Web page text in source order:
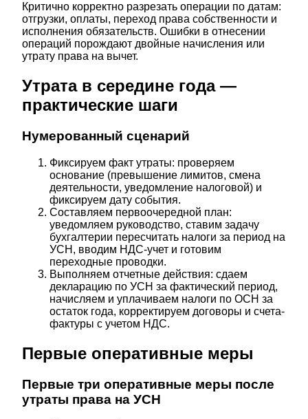
Критично корректно разрезать операции по датам:
отгрузки, оплаты, переход права собственности и
исполнения обязательств. Ошибки в отнесении
операций порождают двойные начисления или
утрату права на вычет.
Утрата в середине года —
практические шаги
Нумерованный сценарий
Фиксируем факт утраты: проверяем
основание (превышение лимитов, смена
деятельности, уведомление налоговой) и
фиксируем дату события.
Составляем первоочередной план:
уведомляем руководство, ставим задачу
бухгалтерии пересчитать налоги за период на
УСН, вводим НДС-учет и готовим
переходные проводки.
Выполняем отчетные действия: сдаем
декларацию по УСН за фактический период,
начисляем и уплачиваем налоги по ОСН за
остаток года, корректируем договоры и счета-
фактуры с учетом НДС.
Первые оперативные меры
Первые три оперативные меры после
утраты права на УСН